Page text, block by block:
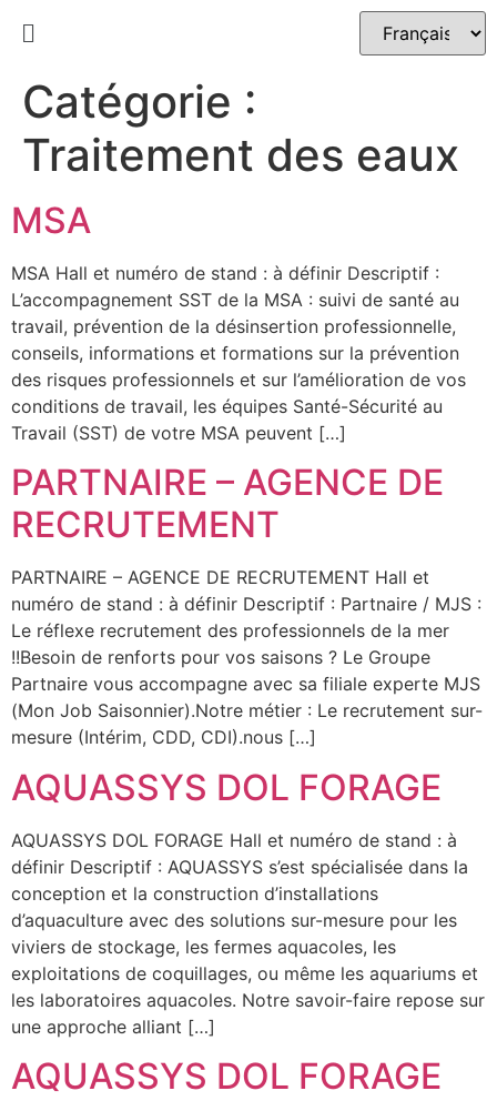
Catégorie :
Traitement des eaux
MSA
MSA Hall et numéro de stand : à définir Descriptif :
L’accompagnement SST de la MSA : suivi de santé au
travail, prévention de la désinsertion professionnelle,
conseils, informations et formations sur la prévention
des risques professionnels et sur l’amélioration de vos
conditions de travail, les équipes Santé-Sécurité au
Travail (SST) de votre MSA peuvent […]
PARTNAIRE – AGENCE DE
RECRUTEMENT
PARTNAIRE – AGENCE DE RECRUTEMENT Hall et
numéro de stand : à définir Descriptif : Partnaire / MJS :
Le réflexe recrutement des professionnels de la mer
!!Besoin de renforts pour vos saisons ? Le Groupe
Partnaire vous accompagne avec sa filiale experte MJS
(Mon Job Saisonnier).Notre métier : Le recrutement sur-
mesure (Intérim, CDD, CDI).nous […]
AQUASSYS DOL FORAGE
AQUASSYS DOL FORAGE Hall et numéro de stand : à
définir Descriptif : AQUASSYS s’est spécialisée dans la
conception et la construction d’installations
d’aquaculture avec des solutions sur-mesure pour les
viviers de stockage, les fermes aquacoles, les
exploitations de coquillages, ou même les aquariums et
les laboratoires aquacoles. Notre savoir-faire repose sur
une approche alliant […]
AQUASSYS DOL FORAGE